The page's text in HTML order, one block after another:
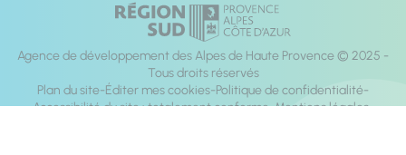
Agence de développement des Alpes de Haute Provence © 2025 -
Tous droits réservés
Plan du site Éditer mes cookies Politique de confidentialité
Accessibilité du site : totalement conforme Mentions légales